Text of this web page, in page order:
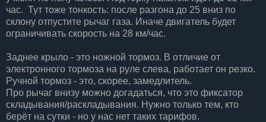
час. Тут тоже тонкость: после разгона до 25 вниз по
склону отпустите рычаг газа. Иначе двигатель будет
ограничивать скорость на 28 км/час.
Заднее крыло - это ножной тормоз. В отличие от
электронного тормоза на руле слева, работает он резко.
Ручной тормоз - это, скорее, замедлитель.
Про рычаг внизу можно догадаться, что это фиксатор
складывания/раскладывания. Нужно только тем, кто
берёт на сутки - но у нас нет таких тарифов.